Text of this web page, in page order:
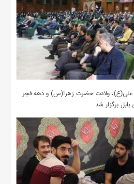
علی(ع)، ولادت حضرت زهرا(س) و دهه فجر
برگزار شد